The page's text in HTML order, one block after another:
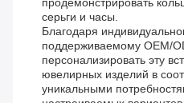
продемонстрировать
серьги и часы.
Благодаря
поддерживаемому OEM/
персонализировать эту
ювелирных изделий в
уникальными